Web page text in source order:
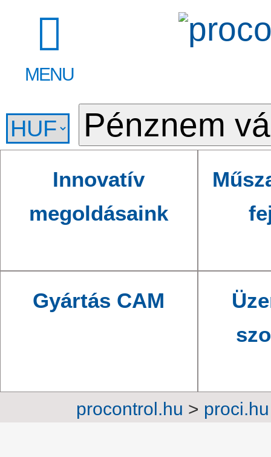
MENU
Innovatív
megoldásaink
Gyártás CAM
procontrol.hu > proci.hu